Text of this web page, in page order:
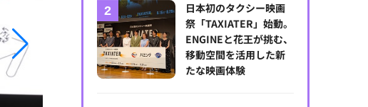
日本初のタクシー映画
祭「TAXIATER」始動。
ENGINEと花王が挑む、
移動空間を活用した新
たな映画体験